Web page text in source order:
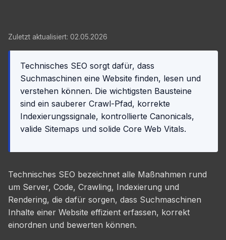
Zuletzt aktualisiert: 02.05.2026
Technisches SEO sorgt dafür, dass
Suchmaschinen eine Website finden, lesen und
verstehen können. Die wichtigsten Bausteine
sind ein sauberer Crawl-Pfad, korrekte
Indexierungssignale, kontrollierte Canonicals,
valide Sitemaps und solide Core Web Vitals.
Technisches SEO bezeichnet alle Maßnahmen rund
um Server, Code, Crawling, Indexierung und
Rendering, die dafür sorgen, dass Suchmaschinen
Inhalte einer Website effizient erfassen, korrekt
einordnen und bewerten können.